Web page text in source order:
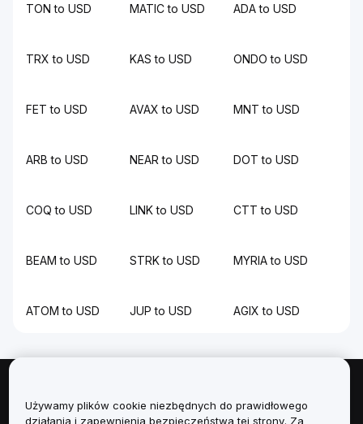
TON to USD MATIC to USD ADA to USD
TRX to USD KAS to USD ONDO to USD
FET to USD AVAX to USD MNT to USD
ARB to USD NEAR to USD DOT to USD
COQ to USD LINK to USD CTT to USD
BEAM to USD STRK to USD MYRIA to USD
ATOM to USD JUP to USD AGIX to USD
Informacje
Używamy plików cookie niezbędnych do prawidłowego
działania i zapewnienia bezpieczeństwa tej strony. Za